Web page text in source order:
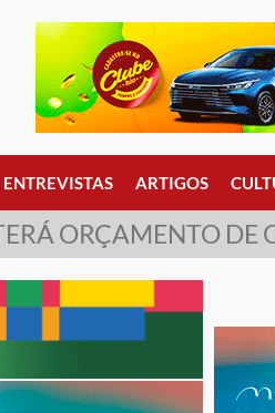
ENTREVISTAS ARTIGOS
ORÇAMENTO DE